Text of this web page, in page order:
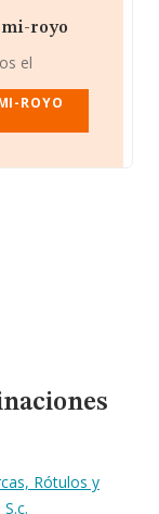
royo
el
ROYO
Rótulos y